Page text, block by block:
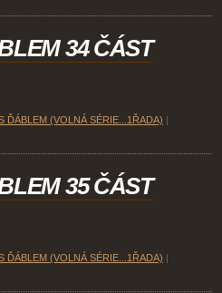
34 ČÁST
ĎÁBLEM (VOLNÁ SÉRIE...1ŘADA)
35 ČÁST
ĎÁBLEM (VOLNÁ SÉRIE...1ŘADA)